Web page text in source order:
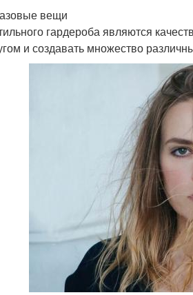
вещи
гардероба являются
и создавать множество